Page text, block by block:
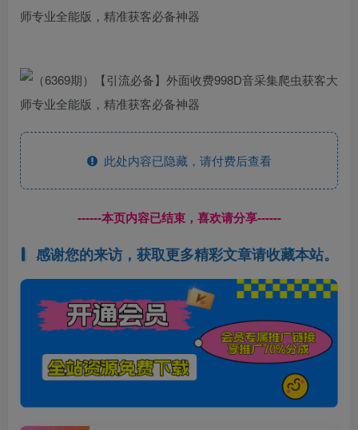
此处内容已隐藏，请付费后查看
------本页内容已结束，喜欢请分享------
感谢您的来访，获取更多精彩文章请收藏本站。